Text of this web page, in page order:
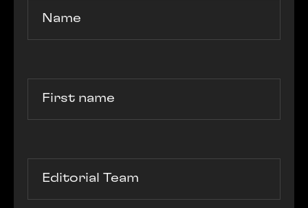
Name
First name
Editorial Team